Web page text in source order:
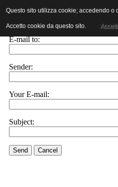
E-mail this link to a friend.
E-mail to:
Sender:
Your E-mail:
Subject:
Send Cancel
Questo sito utilizza cookie; accedendo o
Accetto cookie da questo sito.